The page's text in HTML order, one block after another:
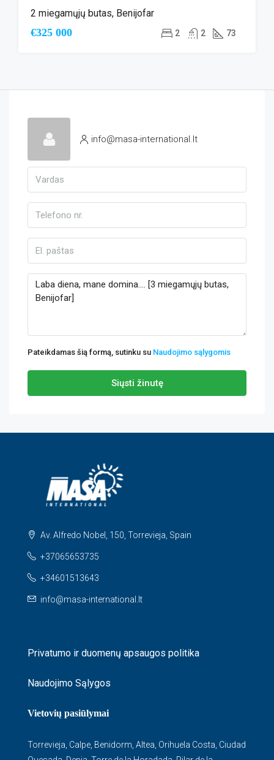
2 miegamųjų butas, Benijofar
€325 000 2 2 73
info@masa-international.lt
Pateikdamas šią formą, sutinku su Naudojimo sąlygomis
Siųsti žinutę
Av. Alfredo Nobel, 150, Torrevieja, Spain
+37065653735
+34601513643
info@masa-international.lt
Privatumo ir duomenų apsaugos politika
Naudojimo Sąlygos
Vietovių pasiūlymai
Torrevieja Calpe Benidorm Altea Orihuela Costa Ciudad